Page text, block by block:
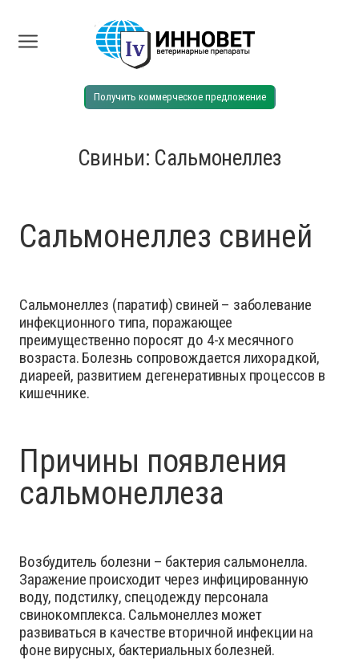
Получить коммерческое предложение
Свиньи: Сальмонеллез
Сальмонеллез свиней
Сальмонеллез (паратиф) свиней – заболевание
инфекционного типа, поражающее
преимущественно поросят до 4-х месячного
возраста. Болезнь сопровождается лихорадкой,
диареей, развитием дегенеративных процессов в
кишечнике.
Причины появления
сальмонеллеза
Возбудитель болезни – бактерия сальмонелла.
Заражение происходит через инфицированную
воду, подстилку, спецодежду персонала
свинокомплекса. Сальмонеллез может
развиваться в качестве вторичной инфекции на
фоне вирусных, бактериальных болезней.